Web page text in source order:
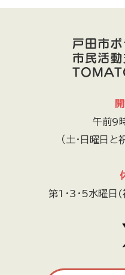
午前9
（土・日曜日
第1・3・5水曜日